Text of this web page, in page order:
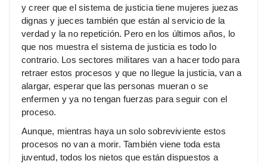
y creer que el sistema de justicia tiene mujeres juezas
dignas y jueces también que están al servicio de la
verdad y la no repetición. Pero en los últimos años, lo
que nos muestra el sistema de justicia es todo lo
contrario. Los sectores militares van a hacer todo para
retraer estos procesos y que no llegue la justicia, van a
alargar, esperar que las personas mueran o se
enfermen y ya no tengan fuerzas para seguir con el
proceso.
Aunque, mientras haya un solo sobreviviente estos
procesos no van a morir. También viene toda esta
juventud, todos los nietos que están dispuestos a